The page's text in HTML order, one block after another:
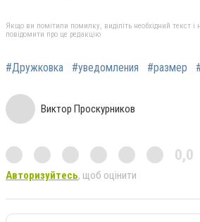
Якщо ви помітили помилку, виділіть необхідний текст і
повідомити про це редакцію
#Дружковка #уведомления #размер
Виктор Проскурников
0,0
Авторизуйтесь, щоб оцінити